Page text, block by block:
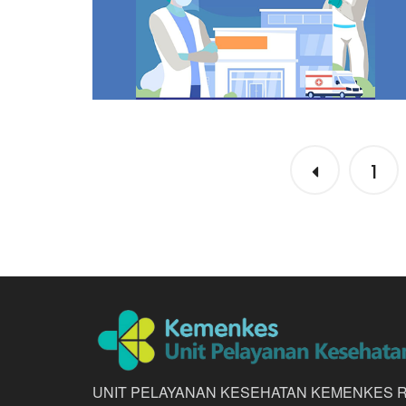
10 Vaksin Yang Sudah
1
UNIT PELAYANAN KESEHATAN KEMENKES